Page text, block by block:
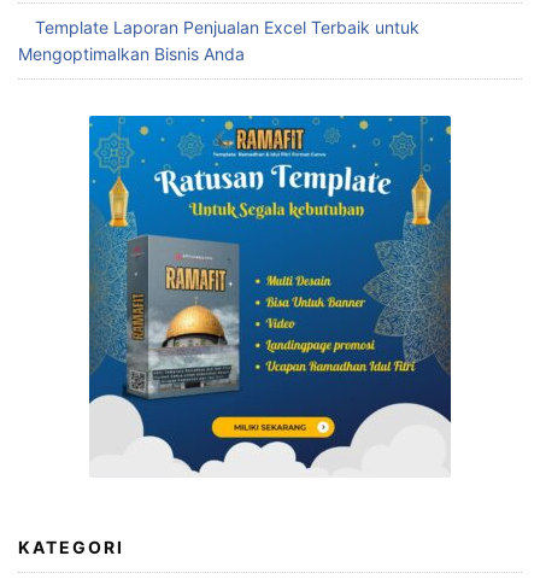
Template Laporan Penjualan Excel Terbaik untuk
Mengoptimalkan Bisnis Anda
KATEGORI